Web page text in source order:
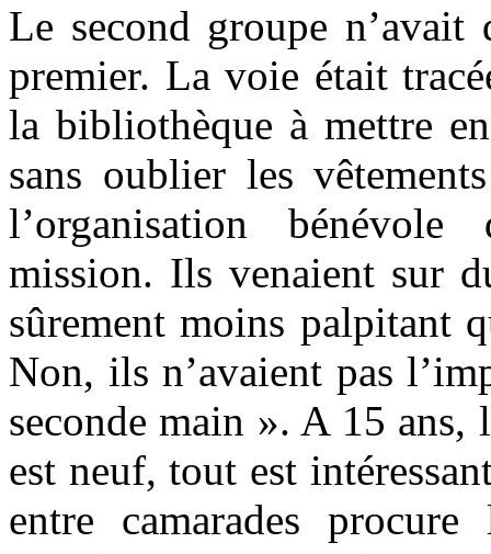
Le second groupe
premier. La voie était
la bibliothèque à mettre
sans oublier les
l’organisation
mission. Ils venaient sur
sûrement moins palpitant
Non, ils n’avaient pas
seconde main ». A 15 ans,
est neuf, tout est
entre camarades